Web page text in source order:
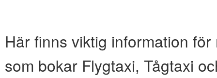
Här finns viktig information
som bokar Flygtaxi, Tågtaxi